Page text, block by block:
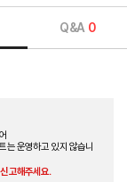
Q&A 0
는 운영하고 있지 않습니
고해주세요.